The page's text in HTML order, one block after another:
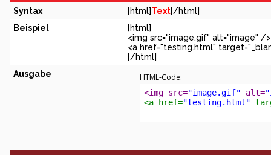
Syntax [html]Text[/html]
Beispiel
[html]
<img src="image.gif" alt="image" />
<a href="testing.html"
[/html]
Ausgabe
HTML-Code:
<img src="image.gif" alt=
<a href="testing.html"